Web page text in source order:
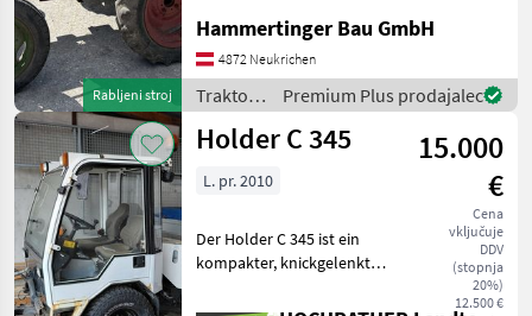
Rabljeni stroj
traktor
Hammertinger Bau GmbH
4872 Neukrichen
Traktor /
Holder
Premium Plus prodajalec
Holder C 345
15.000
€
Cena
vključuje
DDV
(stopnja
20%)
12.500 €
L. pr. 2010
Der Holder C 345 ist ein
kompakter, knickgelenkter
Herstellers Max Holder